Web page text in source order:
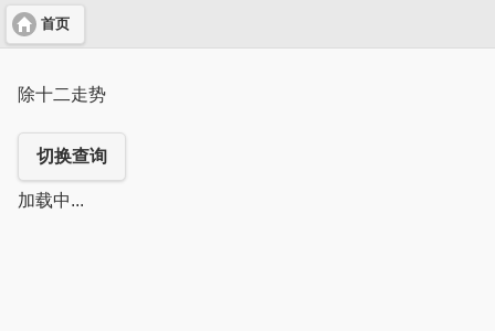
首页
除十二走势
切换查询
加载中...